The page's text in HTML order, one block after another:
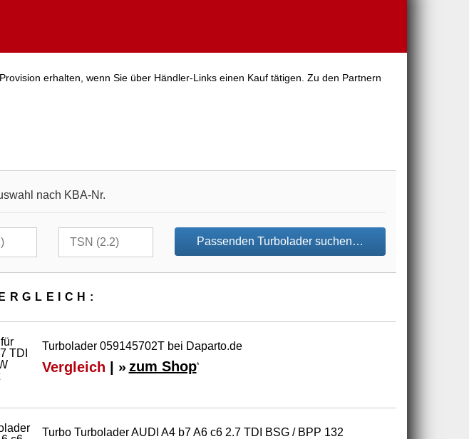
erhalten, wenn Sie über Händler-Links einen Kauf tätigen. Zu den Partnern
nach KBA-Nr.
Passenden Turbolader suchen…
Turbolader 059145702T bei Daparto.de
Vergleich | » zum Shop*
Turbo Turbolader AUDI A4 b7 A6 c6 2.7 TDI BSG / BPP 132